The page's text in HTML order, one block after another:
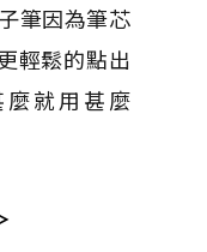
筆因為筆芯
輕鬆的點出
就用甚麼